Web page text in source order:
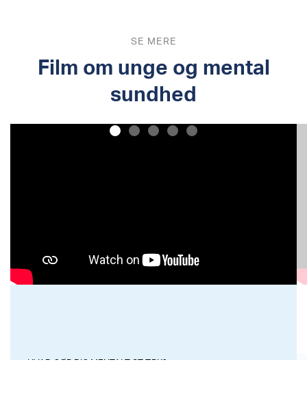
SE MERE
Film om unge og mental
sundhed
HVAD GØR DIG MENTALT STÆRK?